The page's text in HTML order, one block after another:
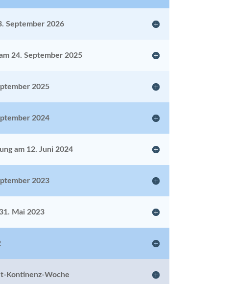
September 2026
24. September 2025
2025
2024
am 12. Juni 2024
2023
Mai 2023
Kontinenz-Woche